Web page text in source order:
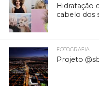
Hidratação
cabelo dos
FOTOGRAFIA
Projeto